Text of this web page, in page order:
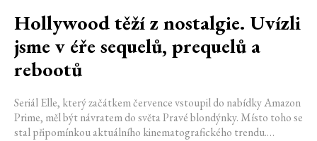
Hollywood těží z nostalgie. Uvízli
jsme v éře sequelů, prequelů a
rebootů
Seriál Elle, který začátkem července vstoupil do nabídky Amazon
Prime, měl být návratem do světa Pravé blondýnky. Místo toho se
stal připomínkou aktuálního kinematografického trendu.